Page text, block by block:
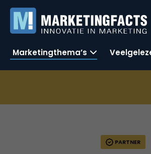
Marketingthema’s
PARTNER